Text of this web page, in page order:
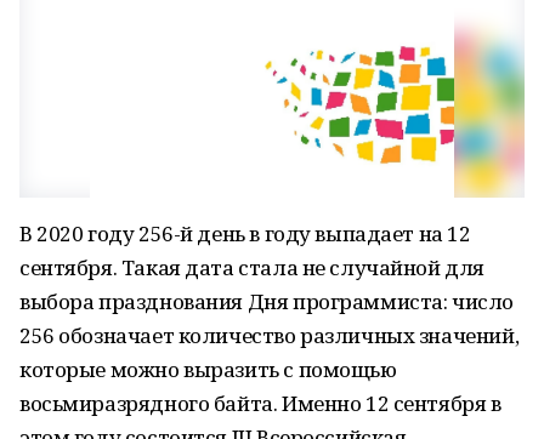
В 2020 году 256-й день в году выпадает на 12
сентября. Такая дата стала не случайной для
выбора празднования Дня программиста: число
256 обозначает количество различных значений,
которые можно выразить с помощью
восьмиразрядного байта. Именно 12 сентября в